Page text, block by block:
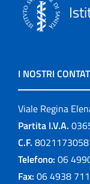
I NOSTRI
Viale Regina
Partita I.V.A.
C.F.
Telefono: 06
Fax: 06 4938